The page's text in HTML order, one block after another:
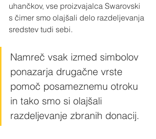
uhančkov, vse proizvajalca Swarovski
s čimer smo olajšali delo razdeljevanja
sredstev tudi sebi.
Namreč vsak izmed simbolov
ponazarja drugačne vrste
pomoč posameznemu otroku
in tako smo si olajšali
razdeljevanje zbranih donacij.